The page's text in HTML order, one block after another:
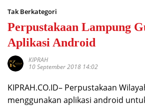
Tak Berkategori
Perpustakaan Lampung
Aplikasi Android
KIPRAH
10 September 2018 14:02
KIPRAH.CO.ID– Perpustakaan
menggunakan aplikasi android